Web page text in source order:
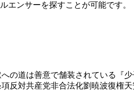
エンサーを探すことが可能です。
の道は善意で舗装されている『
反対共産党非合法化劉暁波復権